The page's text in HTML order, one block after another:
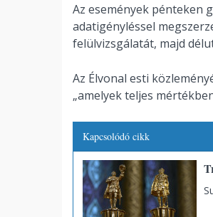
Az események pénteken
adatigényléssel
felülvizsgálatát, majd
Az Élvonal esti
„amelyek teljes
Kapcsolódó cikk